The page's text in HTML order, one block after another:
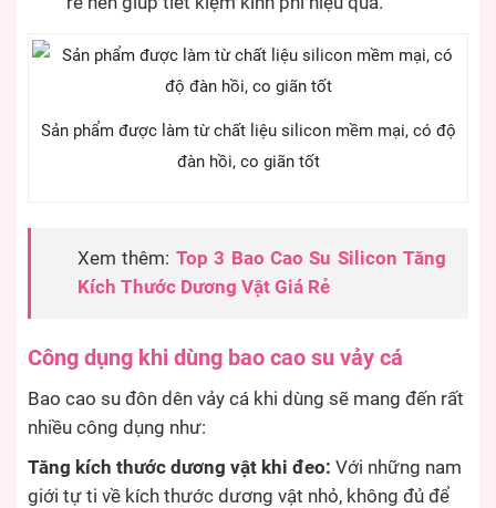
Sản phẩm được làm từ chất liệu silicon mềm mại, có độ
đàn hồi, co giãn tốt
Xem thêm: Top 3 Bao Cao Su Silicon Tăng
Kích Thước Dương Vật Giá Rẻ
Công dụng khi dùng bao cao su vảy cá
Bao cao su đôn dên vảy cá khi dùng sẽ mang đến rất
nhiều công dụng như:
Tăng kích thước dương vật khi đeo: Với những nam
giới tự ti về kích thước dương vật nhỏ, không đủ để